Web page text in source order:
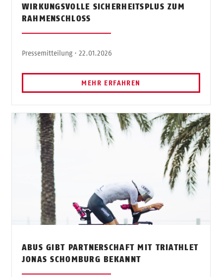
WIRKUNGSVOLLE SICHERHEITSPLUS ZUM
RAHMENSCHLOSS
Pressemitteilung · 22.01.2026
MEHR ERFAHREN
ABUS GIBT PARTNERSCHAFT MIT TRIATHLET
JONAS SCHOMBURG BEKANNT